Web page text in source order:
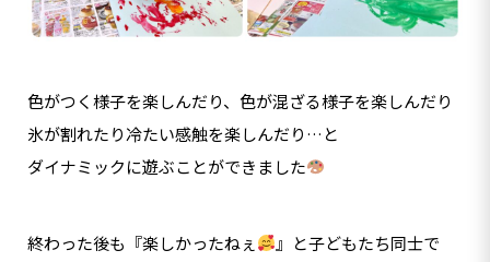
色がつく様子を楽しんだり、色が混ざる様子を楽しんだり
氷が割れたり冷たい感触を楽しんだり…と
ダイナミックに遊ぶことができました
終わった後も『楽しかったねぇ
』と子どもたち同士で